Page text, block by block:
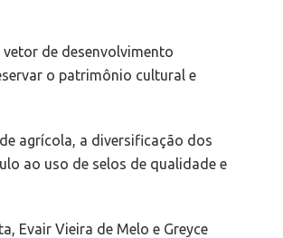
de desenvolvimento
o patrimônio cultural e
agrícola, a diversificação dos
ao uso de selos de qualidade e
Evair Vieira de Melo e Greyce